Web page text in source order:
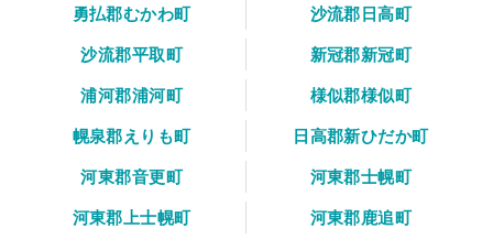
勇払郡むかわ町
沙流郡日高町
沙流郡平取町
新冠郡新冠町
浦河郡浦河町
様似郡様似町
幌泉郡えりも町
日高郡新ひだか町
河東郡音更町
河東郡士幌町
河東郡上士幌町
河東郡鹿追町